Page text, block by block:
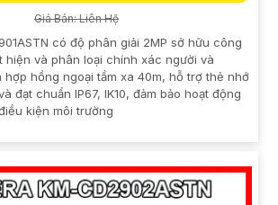
Giá Bán: Liên Hệ
có độ phân giải 2MP sở hữu công
hiện và phân loại chính xác người và
hợp hồng ngoại tầm xa 40m, hỗ trợ thẻ nhớ
đạt chuẩn IP67, IK10, đảm bảo hoạt động
kiện môi trường